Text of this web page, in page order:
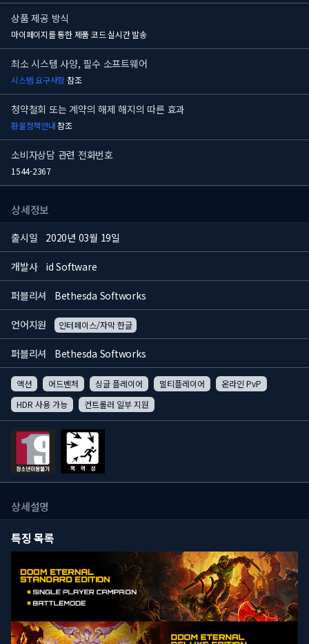
상품 제공 방식
마이페이지를 통한 제품 코드 실시간 발송
최소 시스템 사양, 필수 소프트웨어
시스템 요구사항참조
청약철회 또는 계약의 해제 해지의 따른 효과
환불정책안내참조
소비자상담 관련 전화번호
1544-2367
상세정보
출시일 2020년 03월 19일
개발사 id Software
퍼블리셔 Bethesda Softworks
언어지원 인터페이스/자막 한글
퍼블리셔 Bethesda Softworks
액션 어드벤처 싱글 플레이어 멀티플레이어
온라인 PvP
HDR 사용 가능
컨트롤러 일부 지원
상세설명
특징 목록